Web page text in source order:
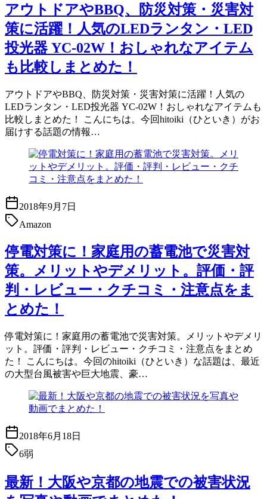
アウトドアやBBQ、防災対策・災害対
策に活躍！人気のLEDランタン・LED
投光器 YC-02W！おしゃれなアイテム
も比較しまとめた！
アウトドアやBBQ、防災対策・災害対策に活躍！人気の
LEDランタン・LED投光器 YC-02W！おしゃれなアイテムも
比較しまとめた！ こんにちは。今回hitoiki（ひといき）がお
届けする話題の情報…
2018年9月7日
Amazon
停電対策に！家庭用の蓄電池で災害対
策。メリットやデメリット。評価・評
判・レビュー・クチコミ・注意点をま
とめた！
停電対策に！家庭用の蓄電池で災害対策。メリットやデメリ
ット。評価・評判・レビュー・クチコミ・注意点をまとめ
た！ こんにちは。今回のhitoiki（ひといき）な話題は、最近
の大型台風被害や巨大地震、豪…
2018年6月18日
6弱
最新！大阪や京都の地震での被害状況